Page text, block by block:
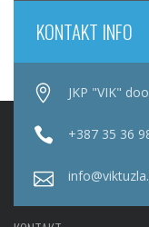
KONTAKT INFO
JKP "VIK"
+387 35 36